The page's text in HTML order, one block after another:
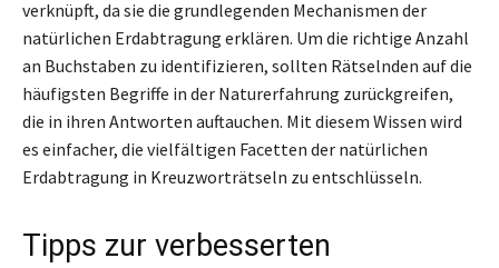
verknüpft, da sie die grundlegenden Mechanismen der
natürlichen Erdabtragung erklären. Um die richtige Anzahl
an Buchstaben zu identifizieren, sollten Rätselnden auf die
häufigsten Begriffe in der Naturerfahrung zurückgreifen,
die in ihren Antworten auftauchen. Mit diesem Wissen wird
es einfacher, die vielfältigen Facetten der natürlichen
Erdabtragung in Kreuzworträtseln zu entschlüsseln.
Tipps zur verbesserten